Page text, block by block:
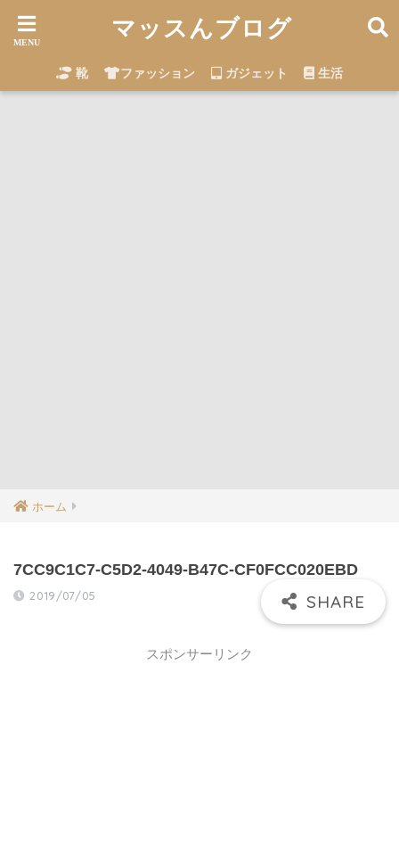
マッスんブログ
靴 ファッション ガジェット 生活
ホーム
7CC9C1C7-C5D2-4049-B47C-CF0FCC020EBD
2019/07/05
スポンサーリンク